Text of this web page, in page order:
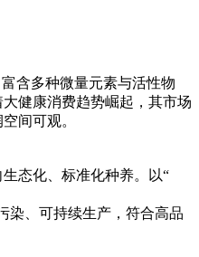
含多种微量元素与活性物
健康消费趋势崛起，其市场
间可观。
态化、标准化种养。以“
染、可持续生产，符合高品